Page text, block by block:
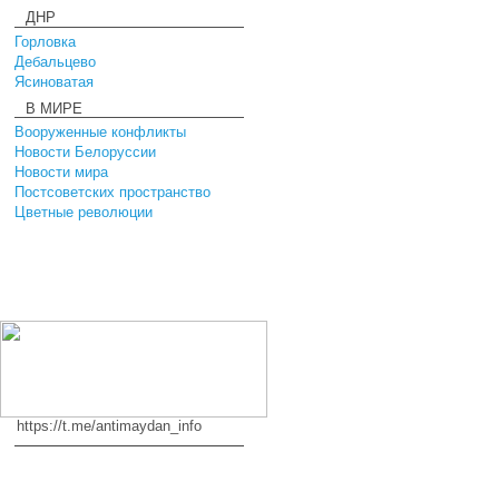
ДНР
Горловка
Дебальцево
Ясиноватая
В МИРЕ
Вооруженные конфликты
Новости Белоруссии
Новости мира
Постсоветских пространство
Цветные революции
https://t.me/antimaydan_info